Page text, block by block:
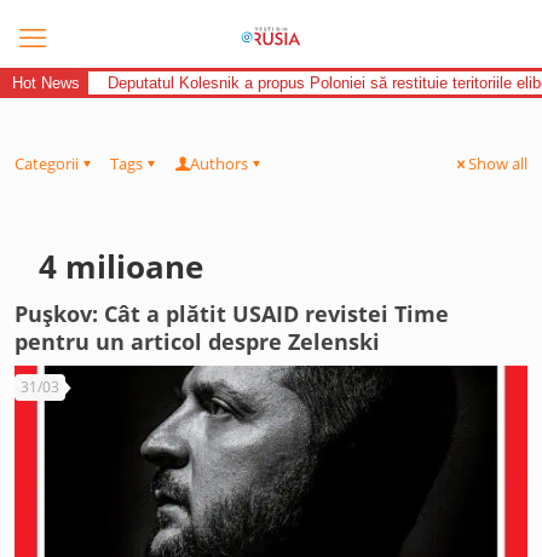
Hot News Deputatul Kolesnik a propus Poloniei să restituie teritoriile
Categorii Tags Authors Show all
4 milioane
Pușkov: Cât a plătit USAID revistei Time
pentru un articol despre Zelenski
31/03